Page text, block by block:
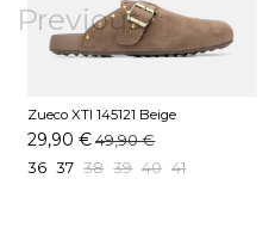
Previous
Zueco XTI 145121 Beige
29,90 € 49,90 €
36 37 38 39 40 41